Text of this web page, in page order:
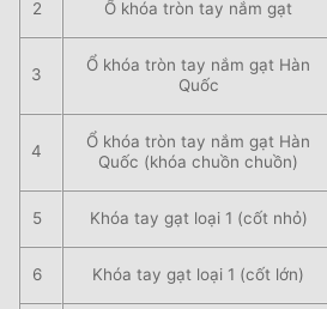
2 Ổ khóa tròn tay nắm gạt
3
Ổ khóa tròn tay nắm gạt Hàn
Quốc
4
Ổ khóa tròn tay nắm gạt Hàn
Quốc (khóa chuồn chuồn)
5 Khóa tay gạt loại 1 (cốt nhỏ)
6 Khóa tay gạt loại 1 (cốt lớn)